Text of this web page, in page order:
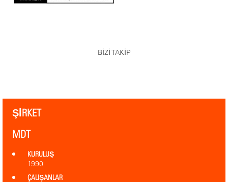
BİZİ TAKİP
ŞIRKET
MDT
KURULUŞ
1990
ÇALIŞANLAR